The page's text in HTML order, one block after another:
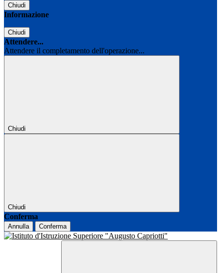
Chiudi
Informazione
Chiudi
Attendere...
Attendere il completamento dell'operazione...
Chiudi
Chiudi
Conferma
Annulla Conferma